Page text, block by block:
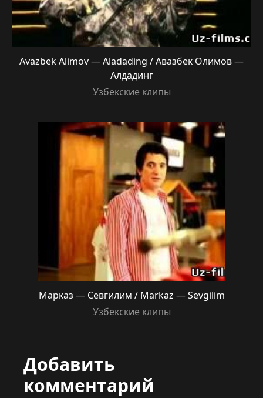
Avazbek Alimov — Aladading / Авазбек Олимов —
Алдадинг
Узбекские клипы
Марказ — Севгилим / Markaz — Sevgilim
Узбекские клипы
Добавить
комментарий